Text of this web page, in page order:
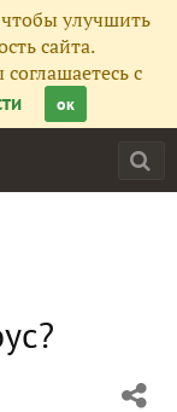
улучшить
сайта.
с
ок